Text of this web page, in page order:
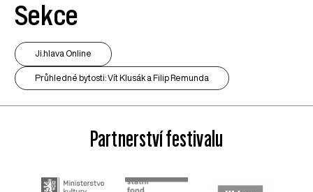
Sekce
Ji.hlava Online
Průhledné bytosti: Vít Klusák a Filip Remunda
Partnerství festivalu